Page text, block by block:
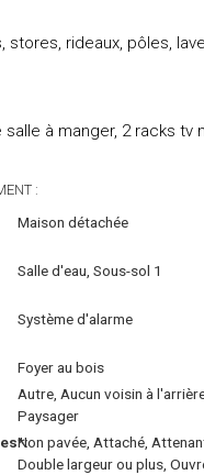
stores, rideaux, pôles,
salle à manger, 2 racks
:
Maison détachée
Salle d'eau, Sous-sol 1
Système d'alarme
Foyer au bois
Autre, Aucun voisin à
Paysager
Non pavée, Attaché,
Double largeur ou plus,